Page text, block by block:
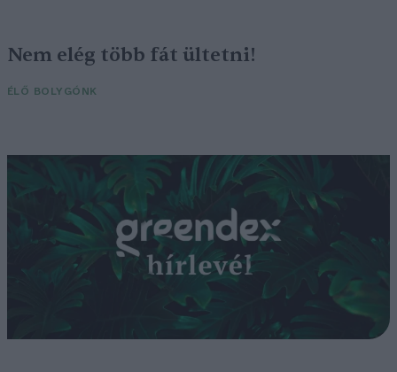
Nem elég több fát ültetni!
ÉLŐ BOLYGÓNK